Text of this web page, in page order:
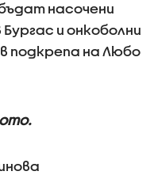
насочени
и онкоболни
подкрепа на Любо